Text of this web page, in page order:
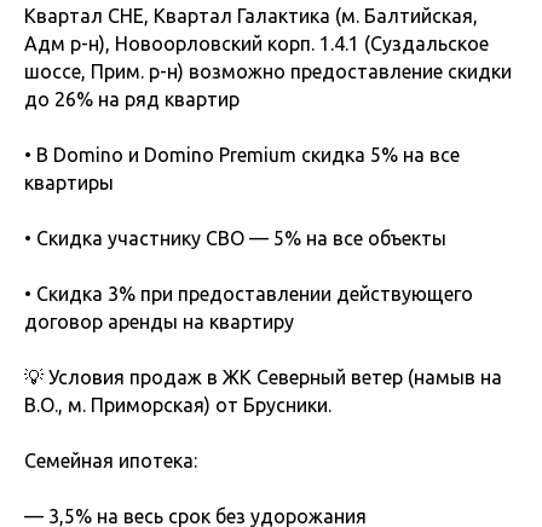
Квартал CHE, Квартал Галактика (м. Балтийская,
Адм р-н), Новоорловский корп. 1.4.1 (Суздальское
шоссе, Прим. р-н) возможно предоставление скидки
до 26% на ряд квартир
• В Domino и Domino Premium скидка 5% на все
квартиры
• Скидка участнику СВО — 5% на все объекты
• Скидка 3% при предоставлении действующего
договор аренды на квартиру
💡 Условия продаж в ЖК Северный ветер (намыв на
В.О., м. Приморская) от Брусники.
Семейная ипотека:
— 3,5% на весь срок без удорожания